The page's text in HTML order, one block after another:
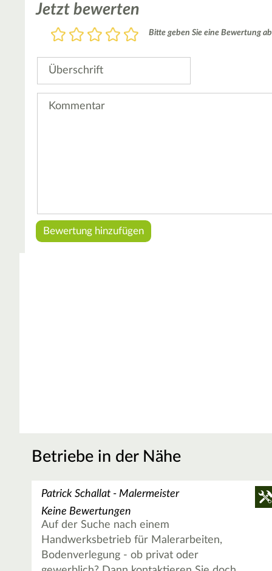
Jetzt bewerten
Bewertung
5
4
3
2
1
Bitte geben Sie eine Bewertung
Überschrift
Betriebe in der Nähe
Patrick Schallat - Malermeister
Keine Bewertungen
Auf der Suche nach einem
Handwerksbetrieb für Malerarbeiten,
Bodenverlegung - ob privat oder